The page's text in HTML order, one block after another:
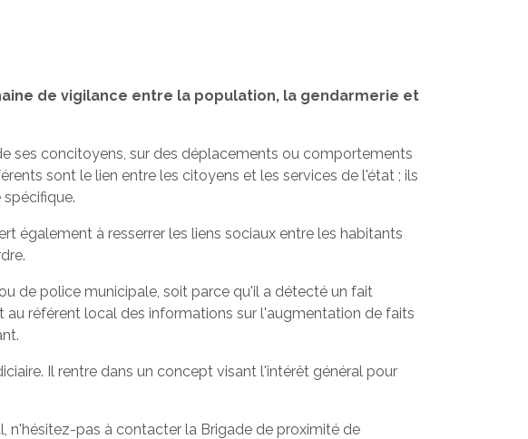
de vigilance entre la population, la gendarmerie et
ses concitoyens, sur des déplacements ou comportements
sont le lien entre les citoyens et les services de l'état ; ils
également à resserrer les liens sociaux entre les habitants
de police municipale, soit parce qu'il a détecté un fait
référent local des informations sur l'augmentation de faits
Il rentre dans un concept visant l'intérêt général pour
n'hésitez-pas à contacter la Brigade de proximité de